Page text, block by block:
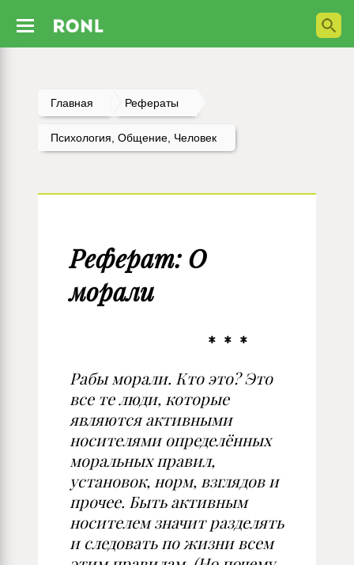
Главная Рефераты
Психология, Общение, Человек
Реферат: О
морали
* * *
Рабы морали. Кто это? Это
все те люди, которые
являются активными
носителями определённых
моральных правил,
установок, норм, взглядов и
прочее. Быть активным
носителем значит разделять
и следовать по жизни всем